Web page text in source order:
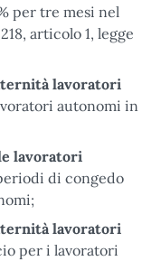
per tre mesi nel
articolo 1, legge
lavoratori
autonomi in
lavoratori
di congedo
lavoratori
per i lavoratori